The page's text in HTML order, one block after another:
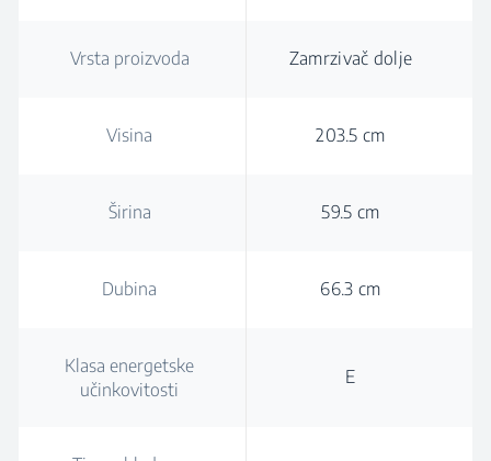
Vrsta proizvoda Zamrzivač dolje
Visina 203.5 cm
Širina 59.5 cm
Dubina 66.3 cm
Klasa energetske
učinkovitosti
E